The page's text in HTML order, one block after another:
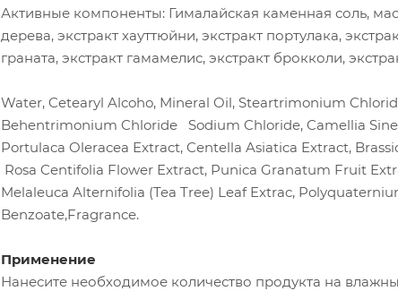
Активные компоненты: Гималайская каменная соль,
дерева, экстракт хауттюйни, экстракт портулака,
граната, экстракт гамамелис, экстракт брокколи,
Water, Cetearyl Alcoho, Mineral Oil, Steartrimonium
Behentrimonium Chloride Sodium Chloride, Camellia
Portulaca Oleracea Extract, Centella Asiatica Extract,
Rosa Centifolia Flower Extract, Punica Granatum Fruit
Melaleuca Alternifolia (Tea Tree) Leaf Extrac,
Benzoate,Fragrance.
Применение
Нанесите необходимое количество продукта на